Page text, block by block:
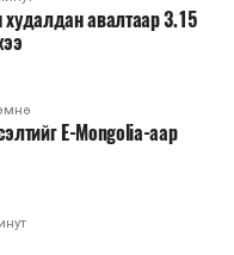
авалтаар 3.15
E-Mongolia-аар